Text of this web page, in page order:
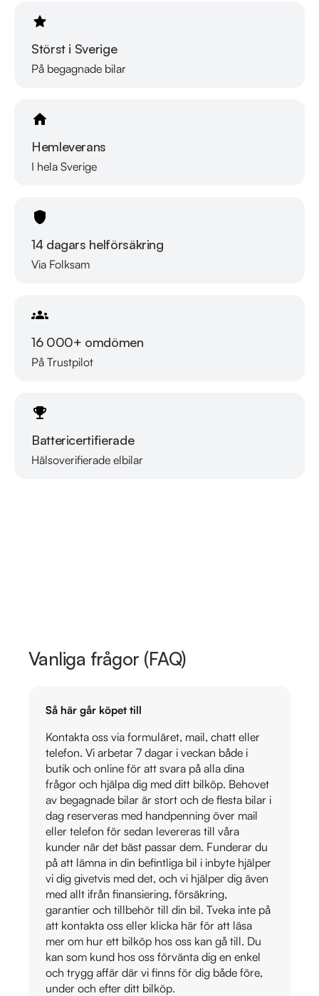
Störst i Sverige
På begagnade bilar
Hemleverans
I hela Sverige
14 dagars helförsäkring
Via Folksam
16 000+ omdömen
På Trustpilot
Battericertifierade
Hälsoverifierade elbilar
Läs mer om oss
Vanliga frågor (FAQ)
Så här går köpet till
Kontakta oss via formuläret, mail, chatt eller
telefon. Vi arbetar 7 dagar i veckan både i
butik och online för att svara på alla dina
frågor och hjälpa dig med ditt bilköp. Behovet
av begagnade bilar är stort och de flesta bilar i
dag reserveras med handpenning över mail
eller telefon för sedan levereras till våra
kunder när det bäst passar dem. Funderar du
på att lämna in din befintliga bil i inbyte hjälper
vi dig givetvis med det, och vi hjälper dig även
med allt ifrån finansiering, försäkring,
garantier och tillbehör till din bil. Tveka inte på
att kontakta oss eller klicka här för att läsa
mer om hur ett bilköp hos oss kan gå till. Du
kan som kund hos oss förvänta dig en enkel
och trygg affär där vi finns för dig både före,
under och efter ditt bilköp.